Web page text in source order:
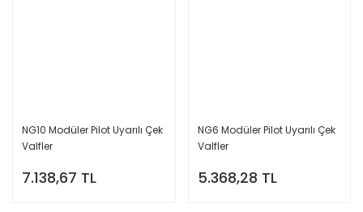
NG10 Modüler Pilot Uyarılı Çek
Valfler
7.138,67 TL
NG6 Modüler Pilot Uyarılı Çek
Valfler
5.368,28 TL